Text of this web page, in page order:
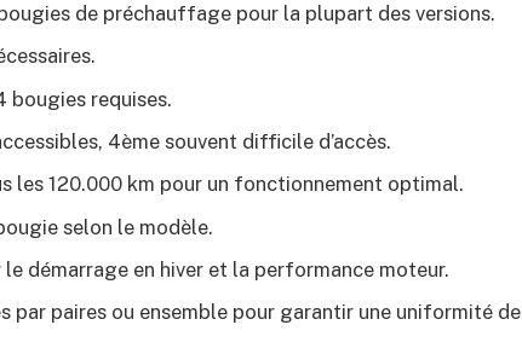
de préchauffage pour la plupart des versions.
bougies requises.
4ème souvent difficile d’accès.
les 120.000 km pour un fonctionnement optimal.
selon le modèle.
démarrage en hiver et la performance moteur.
par paires ou ensemble pour garantir une uniformité de